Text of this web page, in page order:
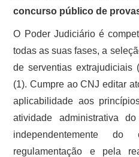
concurso público de
O Poder Judiciário é
todas as suas fases, a
de serventias extrajudiciais
(1). Cumpre ao CNJ editar
aplicabilidade aos
atividade administrativa
independentemente
regulamentação e pela